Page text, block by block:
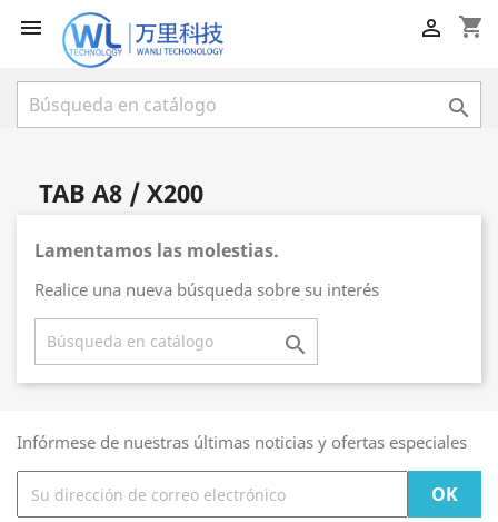
 shopping_cart


TAB A8 / X200
Lamentamos las molestias.
Realice una nueva búsqueda sobre su interés

Infórmese de nuestras últimas noticias y ofertas especiales